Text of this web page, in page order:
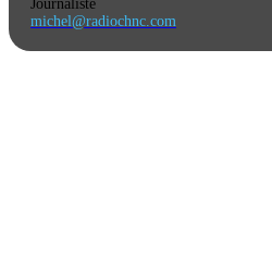
Journaliste
michel@radiochnc.com